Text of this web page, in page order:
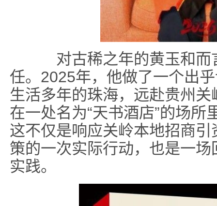
对古稀之年的黄玉和而
任。2025年，他做了一个出
生活多年的珠海，远赴贵州
在一处名为“天书酒店”的场
这不仅是响应关岭本地招商
策的一次实际行动，也是一
实践。